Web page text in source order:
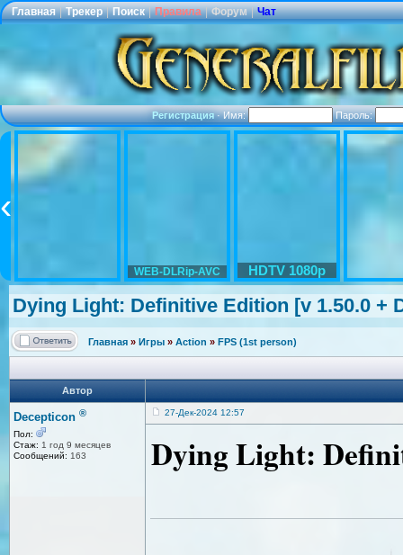
Главная | Трекер | Поиск | Правила | Форум | Чат
Регистрация·Имя: Пароль:
WEB-DLRip-AVC HDTV 1080p
Dying Light: Definitive Edition [v 1.50.0 +
Главная » Игры » Action » FPS (1st person)
Автор
Decepticon ®
Пол:
Стаж: 1 год 9 месяцев
Сообщений: 163
27-Дек-2024 12:57
Dying Light: